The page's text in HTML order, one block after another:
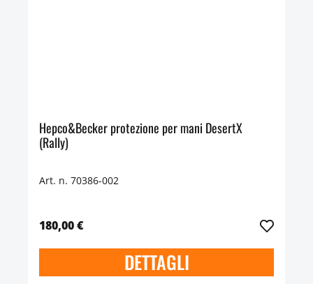
Hepco&Becker protezione per mani DesertX
(Rally)
Art. n. 70386-002
180,00 €
DETTAGLI